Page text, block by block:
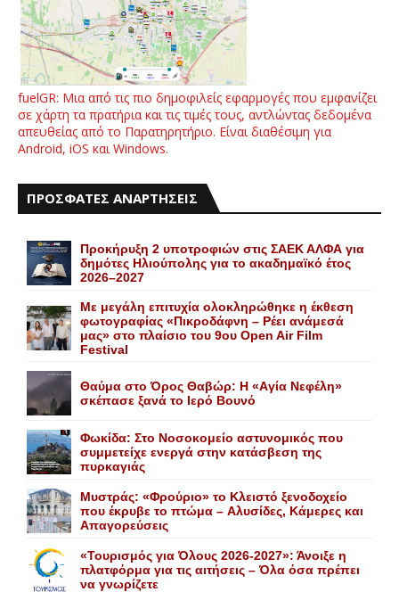
fuelGR: Μια από τις πιο δημοφιλείς εφαρμογές που εμφανίζει
σε χάρτη τα πρατήρια και τις τιμές τους, αντλώντας δεδομένα
απευθείας από το Παρατηρητήριο. Είναι διαθέσιμη για
Android, iOS και Windows.
ΠΡΟΣΦΑΤΕΣ ΑΝΑΡΤΗΣΕΙΣ
Προκήρυξη 2 υποτροφιών στις ΣΑΕΚ ΑΛΦΑ για
δημότες Ηλιούπολης για το ακαδημαϊκό έτος
2026–2027
Με μεγάλη επιτυχία ολοκληρώθηκε η έκθεση
φωτογραφίας «Πικροδάφνη – Ρέει ανάμεσά
μας» στο πλαίσιο του 9ου Open Air Film
Festival
Θαύμα στο Όρος Θαβώρ: H «Aγία Nεφέλη»
σκέπασε ξανά το Iερό Bουνό
Φωκίδα: Στο Νοσοκομείο αστυνομικός που
συμμετείχε ενεργά στην κατάσβεση της
πυρκαγιάς
Mυστράς: «Φρούριο» το Kλειστό ξενοδοχείο
που έκρυβε το πτώμα – Aλυσίδες, Kάμερες και
Aπαγορεύσεις
«Τουρισμός για Όλους 2026-2027»: Άνοιξε η
πλατφόρμα για τις αιτήσεις – Όλα όσα πρέπει
να γνωρίζετε